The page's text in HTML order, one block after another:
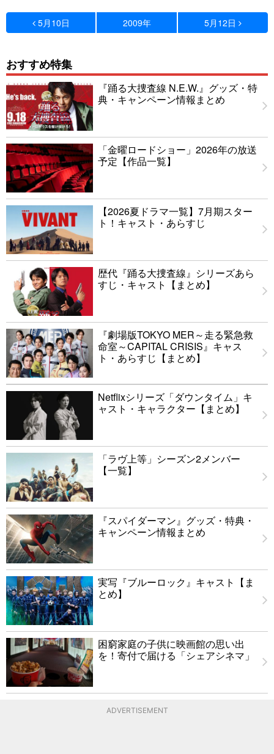
5月10日 2009年 5月12日
おすすめ特集
『踊る大捜査線 N.E.W.』グッズ・特
典・キャンペーン情報まとめ
「金曜ロードショー」2026年の放送
予定【作品一覧】
【2026夏ドラマ一覧】7月期スター
ト！キャスト・あらすじ
歴代『踊る大捜査線』シリーズあら
すじ・キャスト【まとめ】
『劇場版TOKYO MER～走る緊急救
命室～CAPITAL CRISIS』キャス
ト・あらすじ【まとめ】
Netflixシリーズ「ダウンタイム」キ
ャスト・キャラクター【まとめ】
「ラヴ上等」シーズン2メンバー
【一覧】
『スパイダーマン』グッズ・特典・
キャンペーン情報まとめ
実写『ブルーロック』キャスト【ま
とめ】
困窮家庭の子供に映画館の思い出
を！寄付で届ける「シェアシネマ」
ADVERTISEMENT